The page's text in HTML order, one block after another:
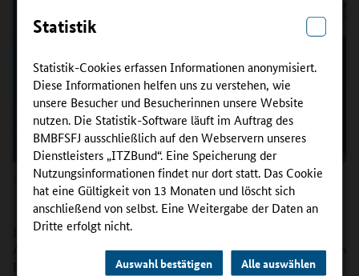
Statistik
Statistik-Cookies erfassen Informationen anonymisiert.
Diese Informationen helfen uns zu verstehen, wie
unsere Besucher und Besucherinnen unsere Website
nutzen. Die Statistik-Software läuft im Auftrag des
BMBFSFJ ausschließlich auf den Webservern unseres
Dienstleisters „ITZBund“. Eine Speicherung der
Nutzungsinformationen findet nur dort statt. Das Cookie
hat eine Gültigkeit von 13 Monaten und löscht sich
anschließend von selbst. Eine Weitergabe der Daten an
Dritte erfolgt nicht.
Auswahl bestätigen Alle auswählen
Copyright:Adobe Stock/Gorodenkoff
Das kann sich sehen lassen! 600 Absolventinnen und
Absolventen bei der Zusatzqualifikation, bald 65 beim Geprüften
Berufsspezialisten – und viele Kammern, die die